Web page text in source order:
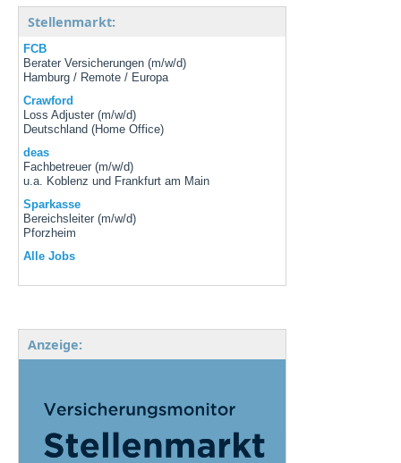
Stellenmarkt:
FCB
Berater Versicherungen (m/w/d)
Hamburg / Remote / Europa
Crawford
Loss Adjuster (m/w/d)
Deutschland (Home Office)
deas
Fachbetreuer (m/w/d)
u.a. Koblenz und Frankfurt am Main
Sparkasse
Bereichsleiter (m/w/d)
Pforzheim
Alle Jobs
Anzeige: